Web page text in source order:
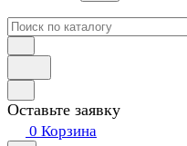
Оставьте заявку
0 Корзина